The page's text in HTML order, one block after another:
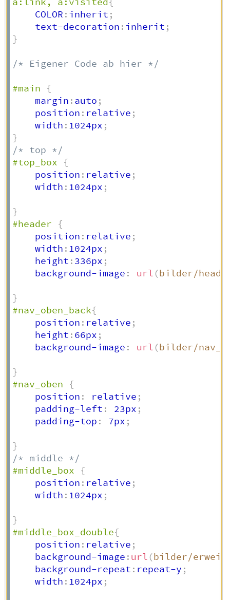
    COLOR
: inherit ;
    text-decoration
: inherit ;
}
/* Eigener Code ab hier */
#main
{
    margin
: auto ;
    position
: relative ;
    width
: 1024px ;
}
/* top */
#top_box
{
    position
: relative ;
    width
: 1024px ;
}
#header
{
    position
: relative ;
    width
: 1024px ;
    height
: 336px ;
    background-image
: url (bilder/
}
#nav_oben_back{
    position
: relative ;
    height
: 66px ;
    background-image
: url (bilder/
}
#nav_oben
{
    position
: relative ;
    padding-left
: 23px ;
    padding-top
: 7px ;
}
/* middle */
#middle_box
{
    position
: relative ;
    width
: 1024px ;
}
#middle_box_double{
    position
: relative ;
    background-image
: url (bilder/
    background-repeat
: repeat-y ;
    width
: 1024px ;